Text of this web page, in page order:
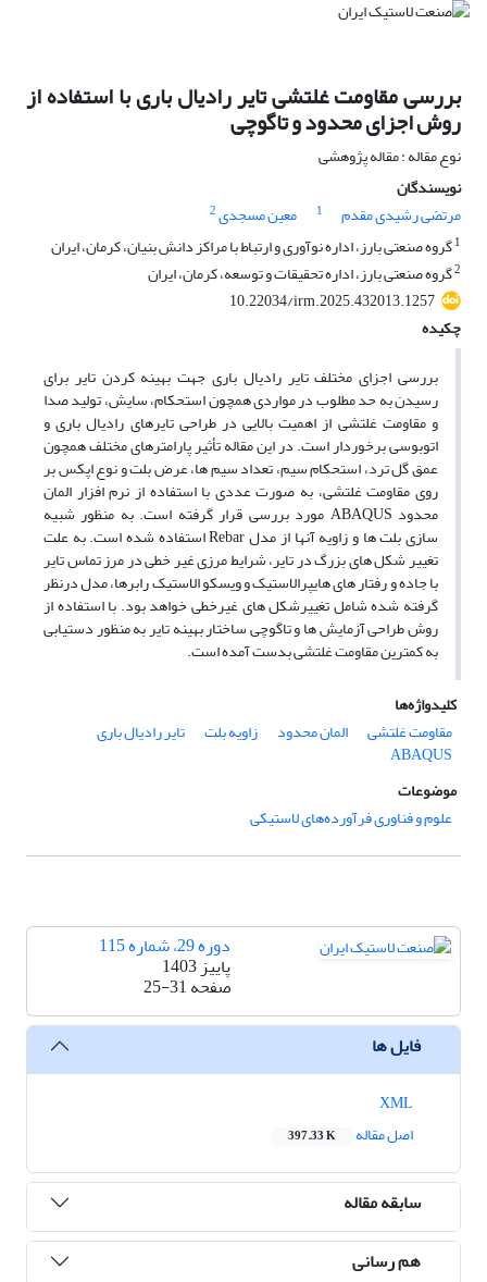
بررسی مقاومت غلتشی تایر رادیال باری با استفاده از
روش اجزای محدود و تاگوچی
نوع مقاله : مقاله پژوهشی
نویسندگان
مرتضی رشیدی مقدم
1 معین مسجدی2
1گروه صنعتی بارز، اداره نوآوری و ارتباط با مراکز دانش بنیان، کرمان، ایران
2گروه صنعتی بارز، اداره تحقیقات و توسعه، کرمان، ایران
10.22034/irm.2025.432013.1257
چکیده
بررسی اجزای مختلف تایر رادیال باری جهت بهینه کردن تایر برای
رسیدن به حد مطلوب در مواردی همچون استحکام، سایش، تولید صدا
و مقاومت غلتشی از اهمیت بالایی در طراحی تایرهای رادیال باری و
اتوبوسی برخوردار است. در این مقاله تأثیر پارامترهای مختلف همچون
عمق گل ترد، استحکام سیم، تعداد سیم ها، عرض بلت و نوع اپکس بر
روی مقاومت غلتشی، به صورت عددی با استفاده از نرم افزار المان
محدود ABAQUS مورد بررسی قرار گرفته است. به منظور شبیه
سازی بلت ها و زاویه آنها از مدل Rebar استفاده شده است. به علت
تغییر شکل‌ های بزرگ در تایر، شرایط مرزی غیر خطی در مرز تماس تایر
با جاده و رفتار های هایپرالاستیک و ویسکو الاستیک رابرها، مدل درنظر
گرفته شده شامل تغییرشکل های غیرخطی خواهد بود. با استفاده از
روش طراحی آزمایش ها و تاگوچی ساختار بهینه تایر به منظور دستیابی
به کمترین مقاومت غلتشی بدست آمده است.
کلیدواژه‌ها
مقاومت غلتشی
المان محدود زاویه بلت تایر رادیال باری
ABAQUS
موضوعات
علوم و فناوری فرآورده‌های لاستیکی
دوره 29، شماره 115
پاییز 1403
صفحه25-31
فایل ها
اصل مقاله
397.33 K
سابقه مقاله
هم رسانی